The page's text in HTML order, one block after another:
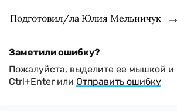
Подготовил/ла Юлия Мельничук
Заметили ошибку?
Пожалуйста, выделите ее мышкой
Ctrl+Enter или Отправить ошибку